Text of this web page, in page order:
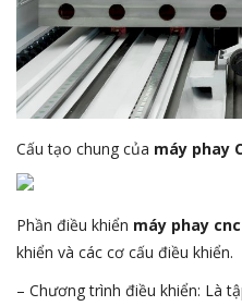
Dịch vụ
Cấu tạo chung của máy phay
Phần điều khiển máy phay
khiển và các cơ cấu điều khiển.
– Chương trình điều khiển: Là